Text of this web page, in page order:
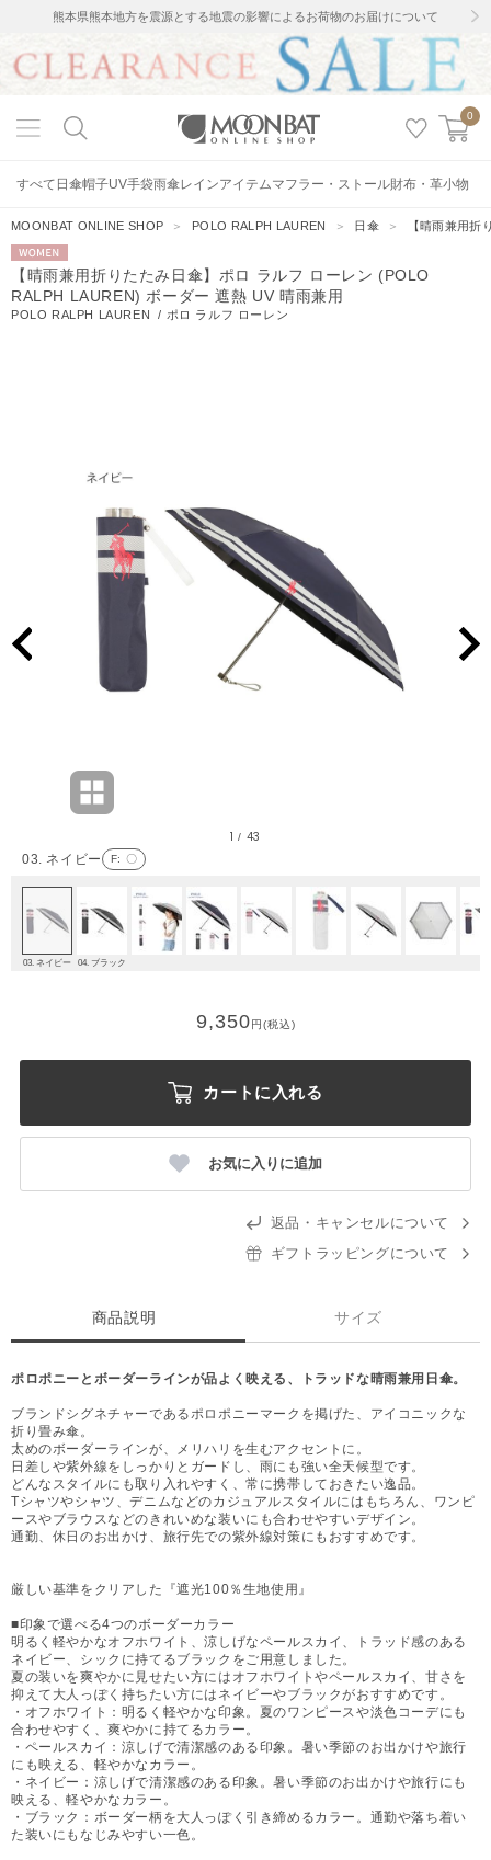
熊本県熊本地方を震源とする地震の影響によるお荷物のお届けについて
0
すべて 日傘帽子UV手袋雨傘レインアイテムマフラー・ストール財布・革小物
MOONBAT ONLINE SHOP ＞ POLO RALPH LAUREN ＞ 日傘 ＞ 【晴雨兼用
WOMEN
【晴雨兼用折りたたみ日傘】ポロ ラルフ ローレン (POLO
RALPH LAUREN) ボーダー 遮熱 UV 晴雨兼用
POLO RALPH LAUREN / ポロ ラルフ ローレン
03. ネイビー F: 〇
1 / 43
03. ネイビー 04. ブラック
9,350円(税込)
カートに入れる
お気に入りに追加
返品・キャンセルについて
ギフトラッピングについて
商品説明 サイズ
ポロポニーとボーダーラインが品よく映える、トラッドな晴雨兼用日傘。
ブランドシグネチャーであるポロポニーマークを掲げた、アイコニックな
折り畳み傘。
太めのボーダーラインが、メリハリを生むアクセントに。
日差しや紫外線をしっかりとガードし、雨にも強い全天候型です。
どんなスタイルにも取り入れやすく、常に携帯しておきたい逸品。
Tシャツやシャツ、デニムなどのカジュアルスタイルにはもちろん、ワンピ
ースやブラウスなどのきれいめな装いにも合わせやすいデザイン。
通勤、休日のお出かけ、旅行先での紫外線対策にもおすすめです。
厳しい基準をクリアした『遮光100％生地使用』
■印象で選べる4つのボーダーカラー
明るく軽やかなオフホワイト、涼しげなペールスカイ、トラッド感のある
ネイビー、シックに持てるブラックをご用意しました。
夏の装いを爽やかに見せたい方にはオフホワイトやペールスカイ、甘さを
抑えて大人っぽく持ちたい方にはネイビーやブラックがおすすめです。
・オフホワイト：明るく軽やかな印象。夏のワンピースや淡色コーデにも
合わせやすく、爽やかに持てるカラー。
・ペールスカイ：涼しげで清潔感のある印象。暑い季節のお出かけや旅行
にも映える、軽やかなカラー。
・ネイビー：涼しげで清潔感のある印象。暑い季節のお出かけや旅行にも
映える、軽やかなカラー。
・ブラック：ボーダー柄を大人っぽく引き締めるカラー。通勤や落ち着い
た装いにもなじみやすい一色。